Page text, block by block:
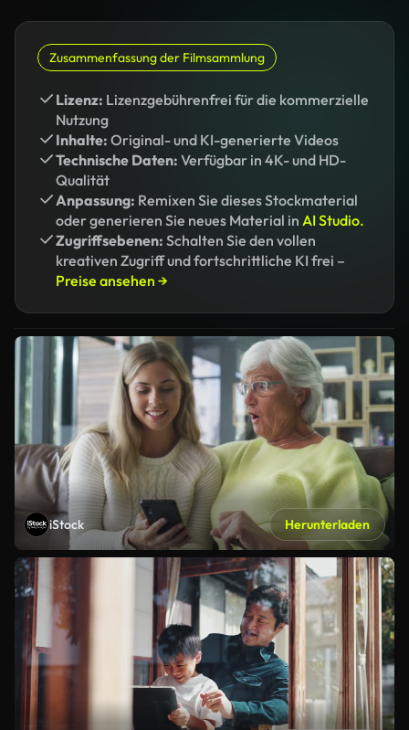
Zusammenfassung der Filmsammlung
Lizenz: Lizenzgebührenfrei für die kommerzielle
Nutzung
Inhalte: Original- und KI-generierte Videos
Technische Daten: Verfügbar in 4K- und HD-
Qualität
Anpassung: Remixen Sie dieses Stockmaterial
oder generieren Sie neues Material in AI Studio.
Zugriffsebenen: Schalten Sie den vollen
kreativen Zugriff und fortschrittliche KI frei –
Preise ansehen →
iStock Herunterladen